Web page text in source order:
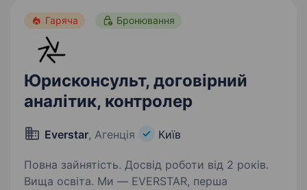
Гаряча Бронювання
Юрисконсульт, договірний
аналітик, контролер
Everstar, Агенція Київ
Повна зайнятість. Досвід роботи від 2 років.
Вища освіта. Ми — EVERSTAR, перша